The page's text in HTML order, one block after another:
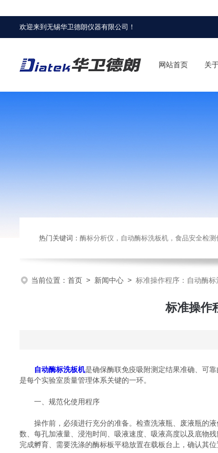
欢迎来到无锡华卫德朗仪器有限公司 ！
网站首页 关
热门关键词： 酶标分析仪，自动酶标洗板机，食品安全检测仪
当前位置： 首页 > 新闻中心 > 标准操作程序：自动酶
标准操作
自动酶标洗板机是确保酶联免疫吸附测定结果准确、可
是每个实验室质量管理体系关键的一环。
一、规范化使用程序
操作前，必须进行充分的准备。检查洗液瓶、废液瓶的液
数、每孔加液量、浸泡时间、吸液速度、吸液高度以及底物
完成孵育、需要洗涤的酶标板平稳放置在载板台上，确认其